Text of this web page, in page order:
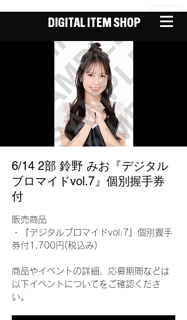
DIGITAL ITEM SHOP
6/14 2部 鈴野 みお『デジタル
ブロマイドvol.7』個別握手券
付
販売商品
・『デジタルブロマイドvol.7』個別握手
券付1,700円(税込み)
商品やイベントの詳細、応募期間などは
以下イベントについてをご確認くださ
い。